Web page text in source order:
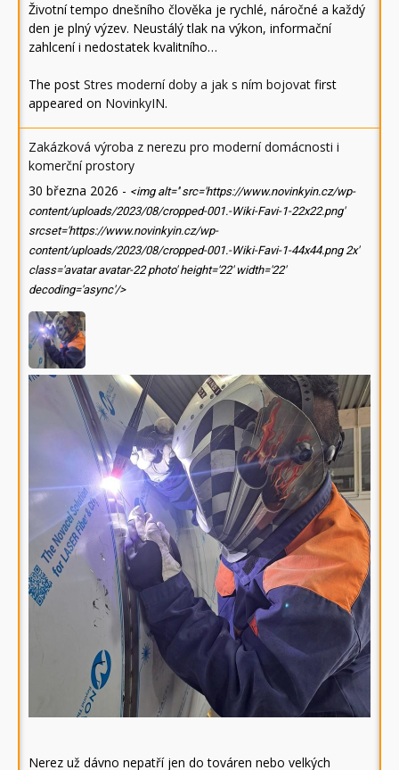
Životní tempo dnešního člověka je rychlé, náročné a každý
den je plný výzev. Neustálý tlak na výkon, informační
zahlcení i nedostatek kvalitního…
The post Stres moderní doby a jak s ním bojovat first
appeared on NovinkyIN.
Zakázková výroba z nerezu pro moderní domácnosti i
komerční prostory
30 března 2026 - <img alt='' src='https://www.novinkyin.cz/wp-
content/uploads/2023/08/cropped-001.-Wiki-Favi-1-22x22.png'
srcset='https://www.novinkyin.cz/wp-
content/uploads/2023/08/cropped-001.-Wiki-Favi-1-44x44.png 2x'
class='avatar avatar-22 photo' height='22' width='22'
decoding='async'/>
Nerez už dávno nepatří jen do továren nebo velkých